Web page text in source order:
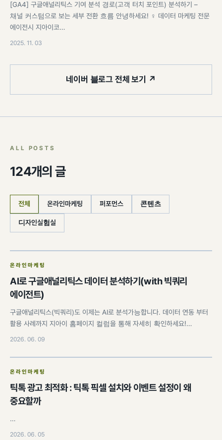
[GA4] 구글애널리틱스 기여 분석 경로(고객 터치 포인트) 분석하기 –
채널 커스텀으로 보는 세부 전환 흐름 안녕하세요! ♀️ 데이터 마케팅 전문
에이전시 지아이코…
2025. 11. 03
네이버 블로그 전체 보기 ↗
ALL POSTS
124개의 글
전체 온라인마케팅 퍼포먼스 콘텐츠
디자인실험실
온라인마케팅
AI로 구글애널리틱스 데이터 분석하기(with 빅쿼리
에이전트)
구글애널리틱스(빅쿼리)도 이제는 AI로 분석가능합니다. 데이터 연동 부터
활용 사례까지 지아이 홈페이지 컬럼을 통해 자세히 확인하세요!…
2026. 06. 09
온라인마케팅
틱톡 광고 최적화 : 틱톡 픽셀 설치와 이벤트 설정이 왜
중요할까
…
2026. 06. 05